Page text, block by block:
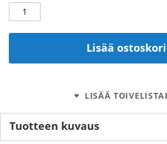
Lisää
LISÄÄ
Tuotteen kuvaus